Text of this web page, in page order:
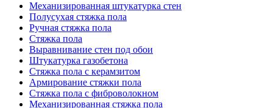
Механизированная штукатурка стен
Полусухая стяжка пола
Ручная стяжка пола
Стяжка пола
Выравнивание стен под обои
Штукатурка газобетона
Стяжка пола с керамзитом
Армирование стяжки пола
Стяжка пола с фиброволокном
Механизированная стяжка пола